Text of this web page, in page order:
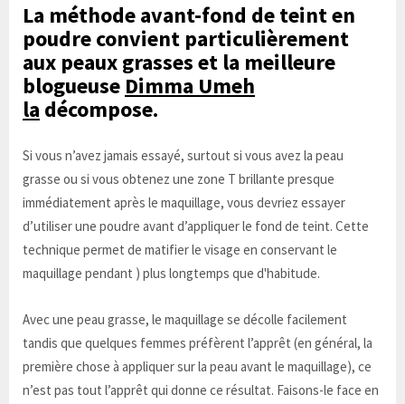
La méthode avant-fond de teint en
poudre convient particulièrement
aux peaux grasses et la meilleure
blogueuse Dimma Umeh
la décompose.
Si vous n’avez jamais essayé, surtout si vous avez la peau
grasse ou si vous obtenez une zone T brillante presque
immédiatement après le maquillage, vous devriez essayer
d’utiliser une poudre avant d’appliquer le fond de teint. Cette
technique permet de matifier le visage en conservant le
maquillage pendant ) plus longtemps que d'habitude.
Avec une peau grasse, le maquillage se décolle facilement
tandis que quelques femmes préfèrent l’apprêt (en général, la
première chose à appliquer sur la peau avant le maquillage), ce
n’est pas tout l’apprêt qui donne ce résultat. Faisons-le face en